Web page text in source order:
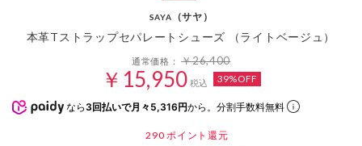
SAYA （サヤ）
本革Tストラップセパレートシューズ （ライトベージュ）
通常価格：￥26,400
￥15,950 税込 39%OFF
なら 3回払いで月々5,316円から。分割手数料無料
290 ポイント還元